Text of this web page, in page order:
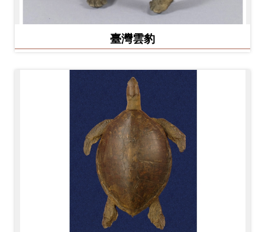
臺灣雲豹